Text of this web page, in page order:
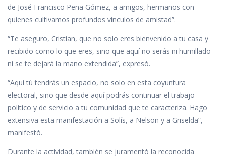
de José Francisco Peña Gómez, a amigos, hermanos con
quienes cultivamos profundos vínculos de amistad”.
“Te aseguro, Cristian, que no solo eres bienvenido a tu casa y
recibido como lo que eres, sino que aquí no serás ni humillado
ni se te dejará la mano extendida”, expresó.
“Aquí tú tendrás un espacio, no solo en esta coyuntura
electoral, sino que desde aquí podrás continuar el trabajo
político y de servicio a tu comunidad que te caracteriza. Hago
extensiva esta manifestación a Solís, a Nelson y a Griselda”,
manifestó.
Durante la actividad, también se juramentó la reconocida